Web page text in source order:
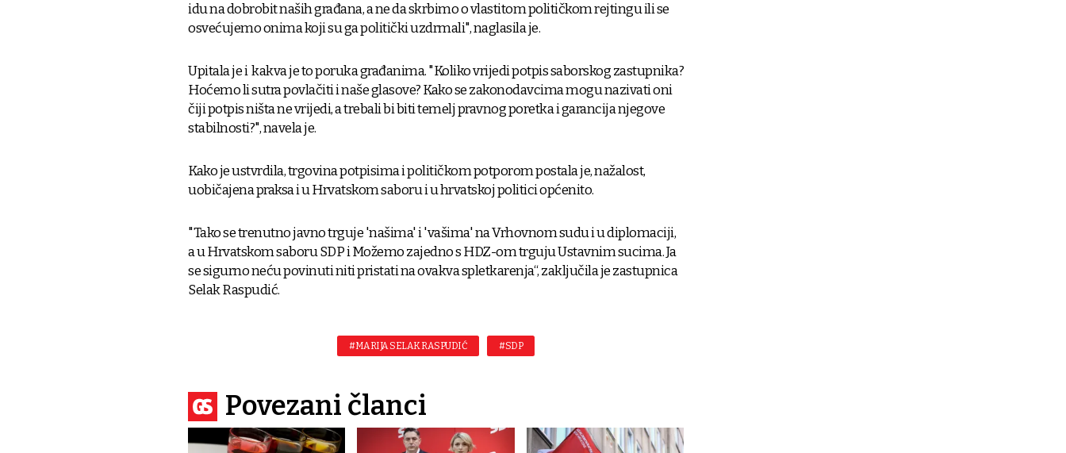
idu na dobrobit naših građana, a ne da skrbimo o vlastitom političkom rejtingu ili se
osvećujemo onima koji su ga politički uzdrmali", naglasila je.
Upitala je i kakva je to poruka građanima. "Koliko vrijedi potpis saborskog zastupnika?
Hoćemo li sutra povlačiti i naše glasove? Kako se zakonodavcima mogu nazivati oni
čiji potpis ništa ne vrijedi, a trebali bi biti temelj pravnog poretka i garancija njegove
stabilnosti?", navela je.
Kako je ustvrdila, trgovina potpisima i političkom potporom postala je, nažalost,
uobičajena praksa i u Hrvatskom saboru i u hrvatskoj politici općenito.
"Tako se trenutno javno trguje 'našima' i 'vašima' na Vrhovnom sudu i u diplomaciji,
a u Hrvatskom saboru SDP i Možemo zajedno s HDZ-om trguju Ustavnim sucima. Ja
se sigurno neću povinuti niti pristati na ovakva spletkarenja“, zaključila je zastupnica
Selak Raspudić.
#MARIJA SELAK RASPUDIĆ #SDP
Povezani članci